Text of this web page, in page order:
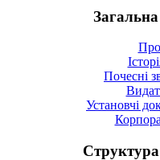
Про
Почесні
Установчі
Структура